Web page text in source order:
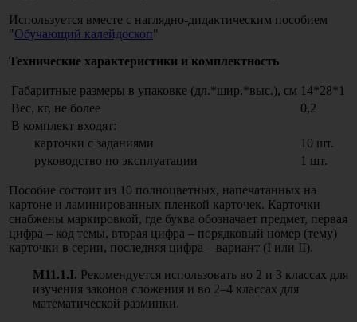
Используется вместе с наглядно-дидактическим пособием
"Обучающий калейдоскоп"
Технические характеристики и комплектность
Габаритные размеры в упаковке (дл.*шир.*выс.), см 14*28*1
Вес, кг, не более
0,2
В комплект входят:
карточки с заданиями
10 шт.
руководство по эксплуатации
1 шт.
Пособие состоит из 10 полноцветных, напечатанных на
картоне и ламинированных пленкой карточек. Карточки
снабжены маркировкой, где буква обозначает предмет, первая
цифра – код темы, вторая цифра – порядковый номер (тему)
карточки в серии, последняя цифра – вариант (I или II).
М11.1.I. Рекомендуется использовать во 2 и 3 классах для
изучения законов сложения и во 2–4 классах для
математической разминки.